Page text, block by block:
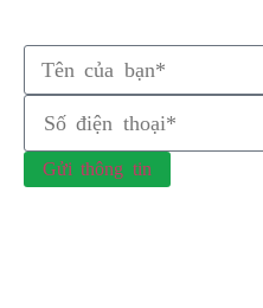
Gửi thông tin